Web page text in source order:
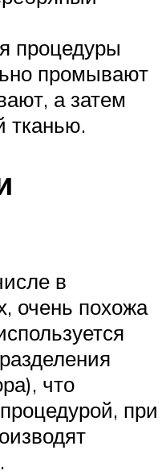
процедуры
промывают
а затем
тканью.
в
очень похожа
что
при